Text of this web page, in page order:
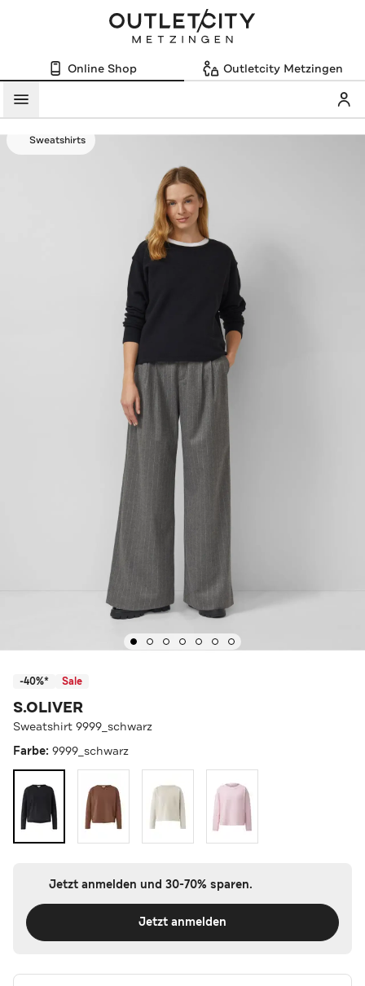
Online Shop Outletcity Metzingen
Menü
Sweatshirts
-40%* Sale
S.OLIVER
Sweatshirt 9999_schwarz
Farbe: 9999_schwarz
Jetzt anmelden und 30-70% sparen.
Jetzt anmelden